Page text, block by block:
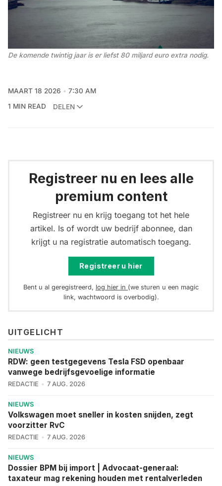
De komende twintig jaar is er liefst 80 miljard euro extra nodig.
MAART 18 2026
7:30 AM
1 MIN READ
DELEN
Registreer nu en lees alle
premium content
Registreer nu en krijg toegang tot het hele
artikel. Is of wordt uw bedrijf abonnee, dan
krijgt u na registratie automatisch toegang.
Registreer u hier
Bent u al geregistreerd, log hier in (we sturen u een magic
link, wachtwoord is overbodig).
UITGELICHT
NIEUWS
RDW: geen testgegevens Tesla FSD openbaar
vanwege bedrijfsgevoelige informatie
REDACTIE 7 AUG. 2026
NIEUWS
Volkswagen moet sneller in kosten snijden, zegt
voorzitter RvC
REDACTIE 7 AUG. 2026
NIEUWS
Dossier BPM bij import | Advocaat-generaal:
taxateur mag rekening houden met rentalverleden